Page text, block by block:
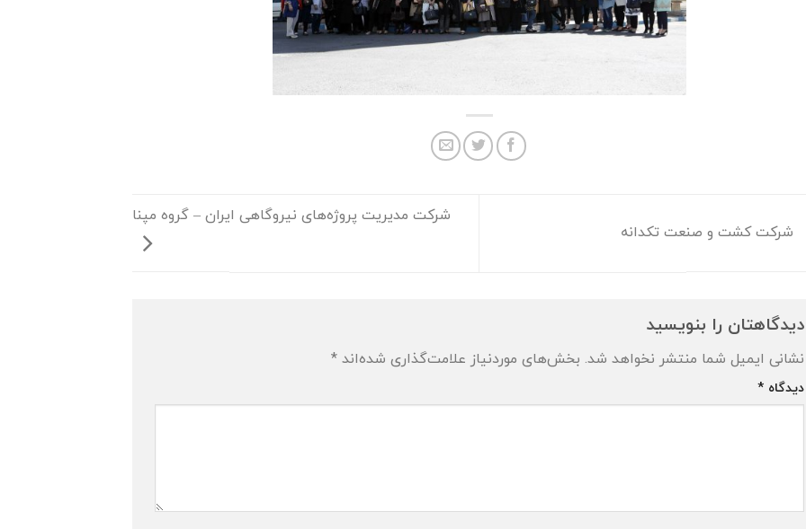
شرکت کشت و صنعت تکدانه
شرکت مدیریت پروژه‌های نیروگاهی ایران – گروه مپنا
دیدگاهتان را بنویسید
نشانی ایمیل شما منتشر نخواهد شد. بخش‌های موردنیاز علامت‌گذاری شده‌اند*
دیدگاه*